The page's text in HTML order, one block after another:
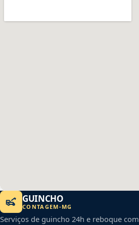
GUINCHO
CONTAGEM-MG
Serviços de guincho 24h e reboque com